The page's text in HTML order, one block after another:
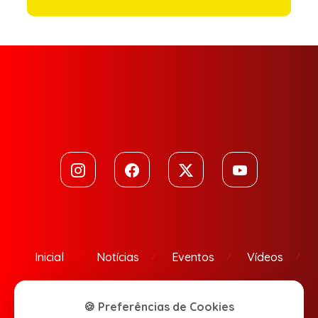
Inicial Notícias Eventos Vídeos
🍪 Preferências de Cookies